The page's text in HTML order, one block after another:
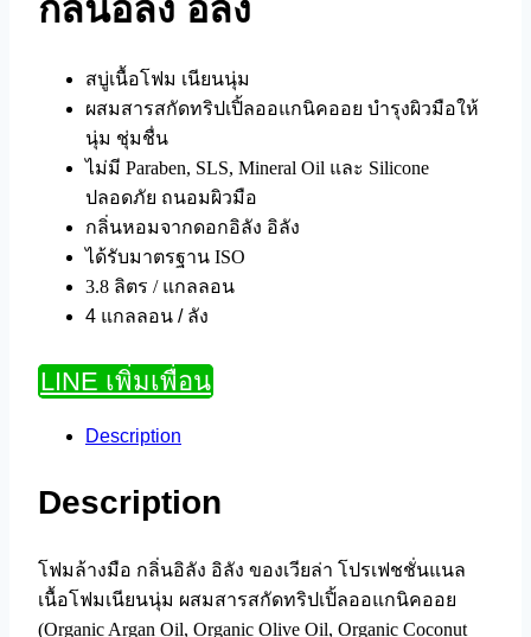
กลิ่นอิลัง อิลัง
สบู่เนื้อโฟม เนียนนุ่ม
ผสมสารสกัดทริปเปิ้ลออแกนิคออย บำรุงผิวมือให้
นุ่ม ชุ่มชื่น
ไม่มี Paraben, SLS, Mineral Oil และ Silicone
ปลอดภัย ถนอมผิวมือ
กลิ่นหอมจากดอกอิลัง อิลัง
ได้รับมาตรฐาน ISO
3.8 ลิตร / แกลลอน
4 แกลลอน / ลัง
LINE เพิ่มเพื่อน
Description
Description
โฟมล้างมือ กลิ่นอิลัง อิลัง ของเวียล่า โปรเฟชชั่นแนล
เนื้อโฟมเนียนนุ่ม ผสมสารสกัดทริปเปิ้ลออแกนิคออย
(Organic Argan Oil, Organic Olive Oil, Organic Coconut